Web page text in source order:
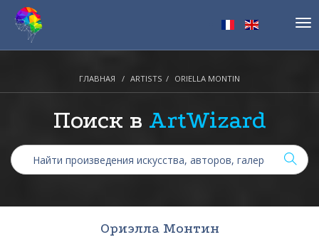
ГЛАВНАЯ ARTISTS ORIELLA MONTIN
Поиск в ArtWizard
Ориэлла Монтин